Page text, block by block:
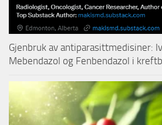
Gjenbruk av antiparasittmedisiner:
Mebendazol og Fenbendazol i